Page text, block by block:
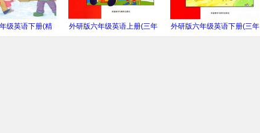
级英语下册(精
外研版六年级英语上册(三年
外研版六年级英语下册(三年